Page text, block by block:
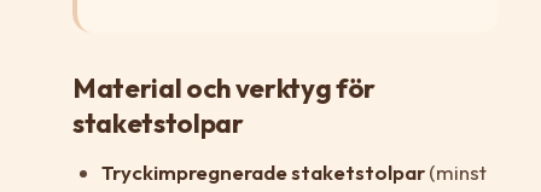
Material och verktyg för
staketstolpar
Tryckimpregnerade staketstolpar(minst